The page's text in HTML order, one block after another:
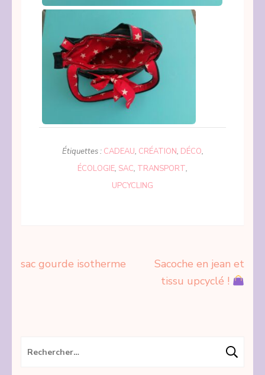
Étiquettes : CADEAU, CRÉATION, DÉCO,
ÉCOLOGIE, SAC, TRANSPORT,
UPCYCLING
Navigation
sac gourde isotherme
Sacoche en jean et
tissu upcyclé !
Rechercher :